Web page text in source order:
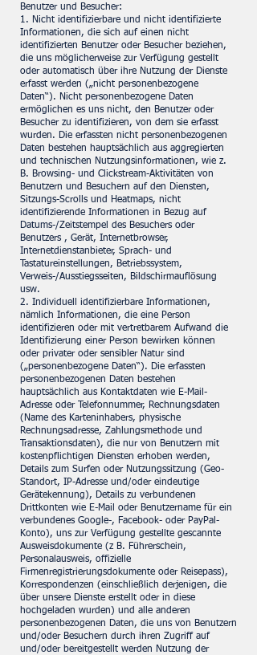
Benutzer und Besucher:
1. Nicht identifizierbare und nicht identifizierte
Informationen, die sich auf einen nicht
identifizierten Benutzer oder Besucher beziehen,
die uns möglicherweise zur Verfügung gestellt
oder automatisch über ihre Nutzung der Dienste
erfasst werden („nicht personenbezogene
Daten“). Nicht personenbezogene Daten
ermöglichen es uns nicht, den Benutzer oder
Besucher zu identifizieren, von dem sie erfasst
wurden. Die erfassten nicht personenbezogenen
Daten bestehen hauptsächlich aus aggregierten
und technischen Nutzungsinformationen, wie z.
B. Browsing- und Clickstream-Aktivitäten von
Benutzern und Besuchern auf den Diensten,
Sitzungs-Scrolls und Heatmaps, nicht
identifizierende Informationen in Bezug auf
Datums-/Zeitstempel des Besuchers oder
Benutzers , Gerät, Internetbrowser,
Internetdienstanbieter, Sprach- und
Tastatureinstellungen, Betriebssystem,
Verweis-/Ausstiegsseiten, Bildschirmauflösung
usw.
2. Individuell identifizierbare Informationen,
nämlich Informationen, die eine Person
identifizieren oder mit vertretbarem Aufwand die
Identifizierung einer Person bewirken können
oder privater oder sensibler Natur sind
(„personenbezogene Daten“). Die erfassten
personenbezogenen Daten bestehen
hauptsächlich aus Kontaktdaten wie E-Mail-
Adresse oder Telefonnummer, Rechnungsdaten
(Name des Karteninhabers, physische
Rechnungsadresse, Zahlungsmethode und
Transaktionsdaten), die nur von Benutzern mit
kostenpflichtigen Diensten erhoben werden,
Details zum Surfen oder Nutzungssitzung (Geo-
Standort, IP-Adresse und/oder eindeutige
Gerätekennung), Details zu verbundenen
Drittkonten wie E-Mail oder Benutzername für ein
verbundenes Google-, Facebook- oder PayPal-
Konto), uns zur Verfügung gestellte gescannte
Ausweisdokumente (z B. Führerschein,
Personalausweis, offizielle
Firmenregistrierungsdokumente oder Reisepass),
Korrespondenzen (einschließlich derjenigen, die
über unsere Dienste erstellt oder in diese
hochgeladen wurden) und alle anderen
personenbezogenen Daten, die uns von Benutzern
und/oder Besuchern durch ihren Zugriff auf
und/oder bereitgestellt werden Nutzung der